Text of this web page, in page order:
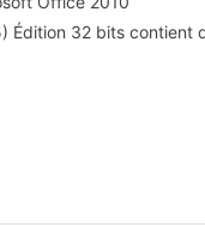
Édition 32 bits contient